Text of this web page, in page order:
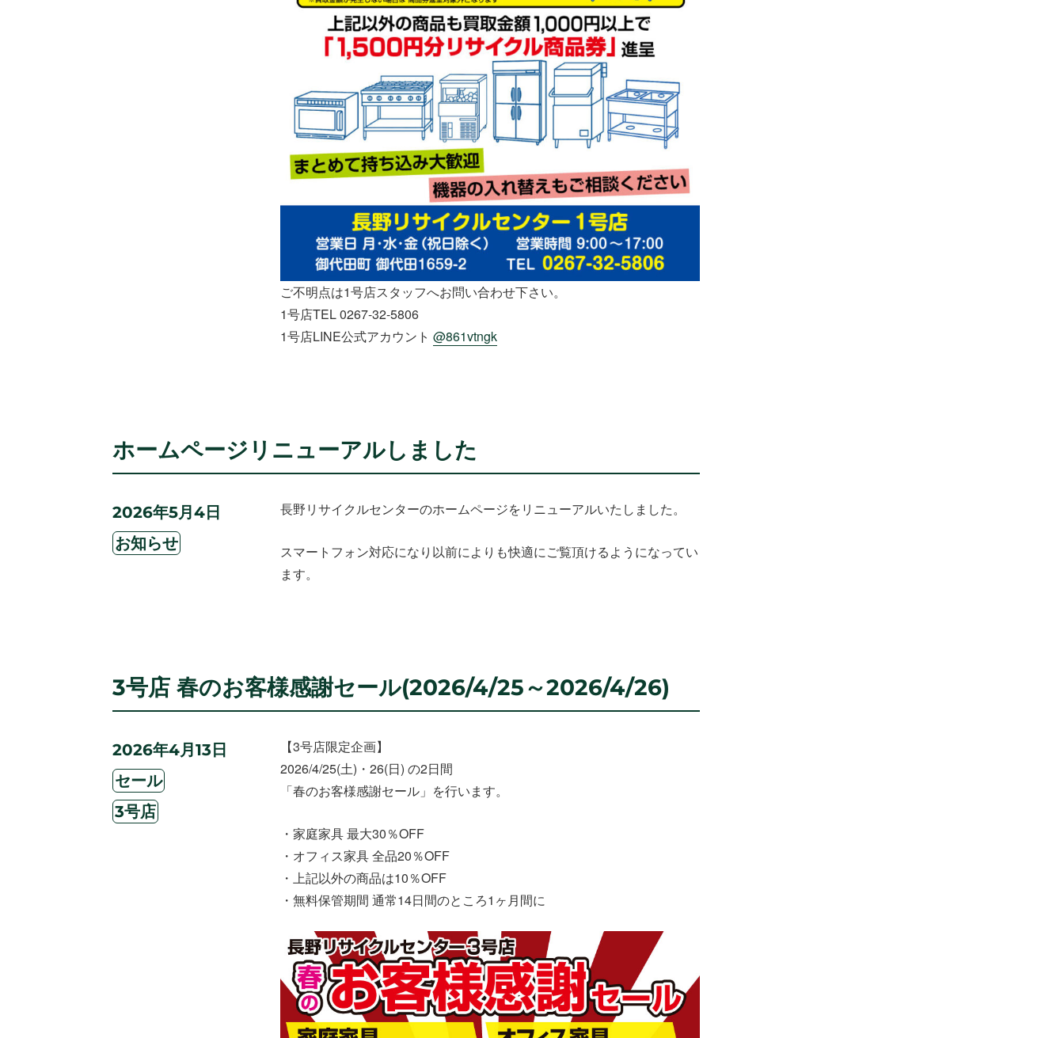
ご不明点は1号店スタッフへお問い合わせ下さい。
1号店TEL 0267-32-5806
1号店LINE公式アカウント @861vtngk
ホームページリニューアルしました
長野リサイクルセンターのホームページをリニューアルいたしました。
スマートフォン対応になり以前によりも快適にご覧頂けるようになってい
ます。
投
日:
2026年5月4日
カ
テ
お知らせ
3号店 春のお客様感謝セール(2026/4/25～2026/4/26)
【3号店限定企画】
2026/4/25(土)・26(日) の2日間
「春のお客様感謝セール」を行います。
・家庭家具 最大30％OFF
・オフィス家具 全品20％OFF
・上記以外の商品は10％OFF
・無料保管期間 通常14日間のところ1ヶ月間に
投
日:
2026年4月13日
カ
テ
ゴ
リ
セール
タ
グ
3号店